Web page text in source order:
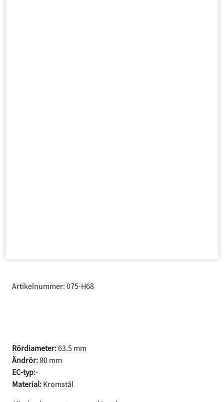
Artikelnummer: 075-H68
Rördiameter:63.5 mm
Ändrör:80 mm
EC-typ:-
Material: Kromstål